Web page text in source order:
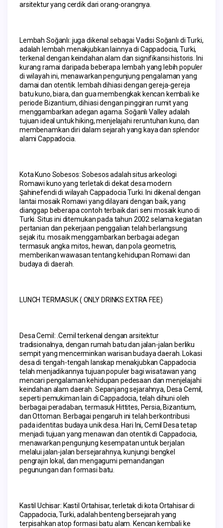
arsitektur yang cerdik dari orang-orangnya.
Lembah Soğanlı: juga dikenal sebagai Vadisi Soğanlı di Turki,
adalah lembah menakjubkan lainnya di Cappadocia, Turki,
terkenal dengan keindahan alam dan signifikansi historis. Ini
kurang ramai daripada beberapa lembah yang lebih populer
di wilayah ini, menawarkan pengunjung pengalaman yang
damai dan otentik. lembah dihiasi dengan gereja-gereja
batu kuno, biara, dan gua membengkak kencan kembali ke
periode Bizantium, dihiasi dengan pinggiran rumit yang
menggambarkan adegan agama. Soğanlı Valley adalah
tujuan ideal untuk hiking, menjelajahi reruntuhan kuno, dan
membenamkan diri dalam sejarah yang kaya dan splendor
alami Cappadocia.
Kota Kuno Sobesos: Sobesos adalah situs arkeologi
Romawi kuno yang terletak di dekat desa modern
Şahinefendi di wilayah Cappadocia Turki. Ini dikenal dengan
lantai mosaik Romawi yang dilayani dengan baik, yang
dianggap beberapa contoh terbaik dari seni mosaik kuno di
Turki. Situs ini ditemukan pada tahun 2002 selama kegiatan
pertanian dan pekerjaan penggalian telah berlangsung
sejak itu. mosaik menggambarkan berbagai adegan
termasuk angka mitos, hewan, dan pola geometris,
memberikan wawasan tentang kehidupan Romawi dan
budaya di daerah.
LUNCH TERMASUK ( ONLY DRINKS EXTRA FEE)
Desa Cemil: .Cemil terkenal dengan arsitektur
tradisionalnya, dengan rumah batu dan jalan-jalan berliku
sempit yang mencerminkan warisan budaya daerah. Lokasi
desa di tengah-tengah lanskap menakjubkan Cappadocia
telah menjadikannya tujuan populer bagi wisatawan yang
mencari pengalaman kehidupan pedesaan dan menjelajahi
keindahan alam daerah. Sepanjang sejarahnya, Desa Cemil,
seperti pemukiman lain di Cappadocia, telah dihuni oleh
berbagai peradaban, termasuk Hittites, Persia, Bizantium,
dan Ottoman. Berbagai pengaruh ini telah berkontribusi
pada identitas budaya unik desa. Hari Ini, Cemil Desa tetap
menjadi tujuan yang menawan dan otentik di Cappadocia,
menawarkan pengunjung kesempatan untuk berjalan
melalui jalan-jalan bersejarahnya, kunjungi bengkel
pengrajin lokal, dan mengagumi pemandangan
pegunungan dan formasi batu.
Kastil Uchisar: Kastil Ortahisar, terletak di kota Ortahisar di
Cappadocia, Turki, adalah benteng bersejarah yang
terpisahkan atop formasi batu alam. Kencan kembali ke